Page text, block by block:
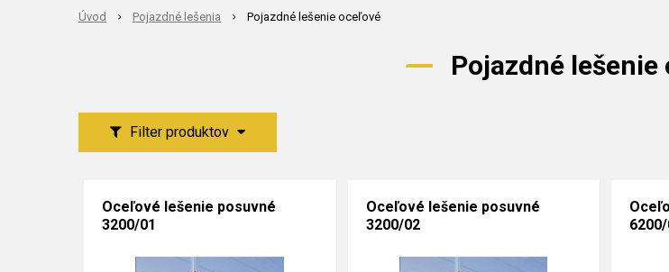
Úvod Pojazdné lešenia Pojazdné lešenie oceľové
Pojazdné lešenie
Filter produktov
Oceľové lešenie posuvné
3200/01
Oceľové lešenie posuvné
3200/02
6200/